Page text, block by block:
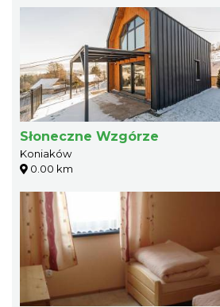
Słoneczne Wzgórze
Koniaków
0.00 km